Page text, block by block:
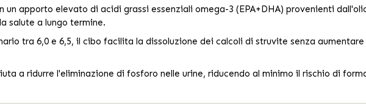
un apporto elevato di acidi grassi essenziali omega-3 (EPA+DHA) provenienti
salute a lungo termine.
tra 6,0 e 6,5, il cibo facilita la dissoluzione dei calcoli di struvite senza
a ridurre l'eliminazione di fosforo nelle urine, riducendo al minimo il rischio di